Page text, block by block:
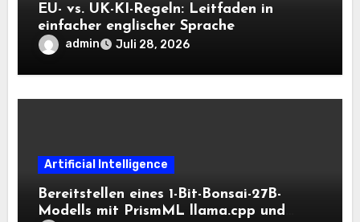
EU- vs. UK-KI-Regeln: Leitfaden in
einfacher englischer Sprache
admin Juli 28, 2026
Artificial Intelligence
Bereitstellen eines 1-Bit-Bonsai-27B-
Modells mit PrismML llama.cpp und